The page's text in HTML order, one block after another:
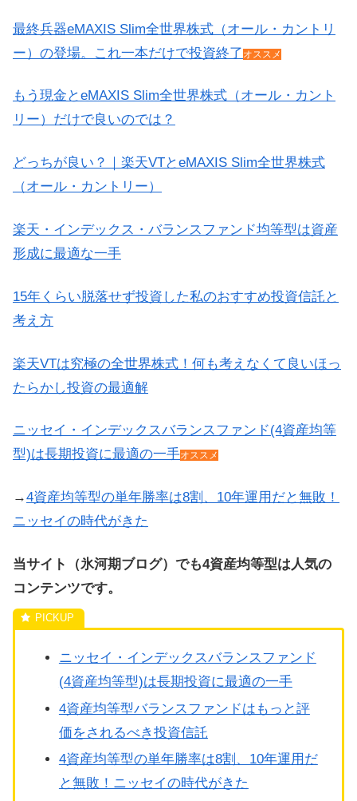
最終兵器eMAXIS Slim全世界株式（オール・カントリ
ー）の登場。これ一本だけで投資終了 オススメ
もう現金とeMAXIS Slim全世界株式（オール・カント
リー）だけで良いのでは？
どっちが良い？｜楽天VTとeMAXIS Slim全世界株式
（オール・カントリー）
楽天・インデックス・バランスファンド均等型は資産
形成に最適な一手
15年くらい脱落せず投資した私のおすすめ投資信託と
考え方
楽天VTは究極の全世界株式！何も考えなくて良いほっ
たらかし投資の最適解
ニッセイ・インデックスバランスファンド(4資産均等
型)は長期投資に最適の一手オススメ
→4資産均等型の単年勝率は8割、10年運用だと無敗！
ニッセイの時代がきた
当サイト（氷河期ブログ）でも4資産均等型は人気の
コンテンツです。
ニッセイ・インデックスバランスファンド
(4資産均等型)は長期投資に最適の一手
4資産均等型バランスファンドはもっと評
価をされるべき投資信託
4資産均等型の単年勝率は8割、10年運用だ
と無敗！ニッセイの時代がきた